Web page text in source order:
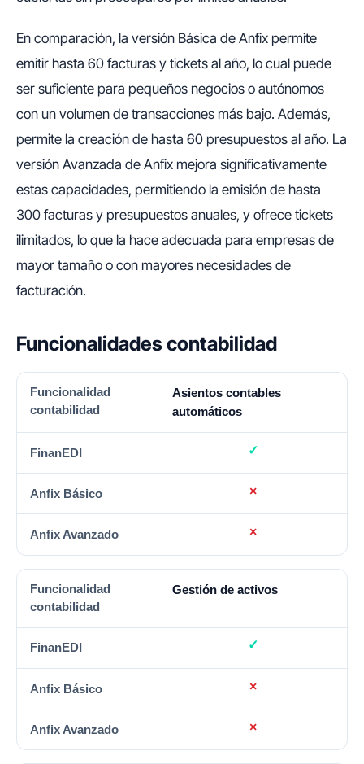
En comparación, la versión Básica de Anfix permite
emitir hasta 60 facturas y tickets al año, lo cual puede
ser suficiente para pequeños negocios o autónomos
con un volumen de transacciones más bajo. Además,
permite la creación de hasta 60 presupuestos al año. La
versión Avanzada de Anfix mejora significativamente
estas capacidades, permitiendo la emisión de hasta
300 facturas y presupuestos anuales, y ofrece tickets
ilimitados, lo que la hace adecuada para empresas de
mayor tamaño o con mayores necesidades de
facturación.
Funcionalidades contabilidad
FUNCIONALIDAD CONTABILIDAD FINANEDI
Asientos contables
automáticos
Gestión de activos